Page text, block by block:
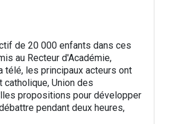
de 20 000 enfants dans ces
au Recteur d'Académie,
télé, les principaux acteurs ont
catholique, Union des
propositions pour développer
pendant deux heures,